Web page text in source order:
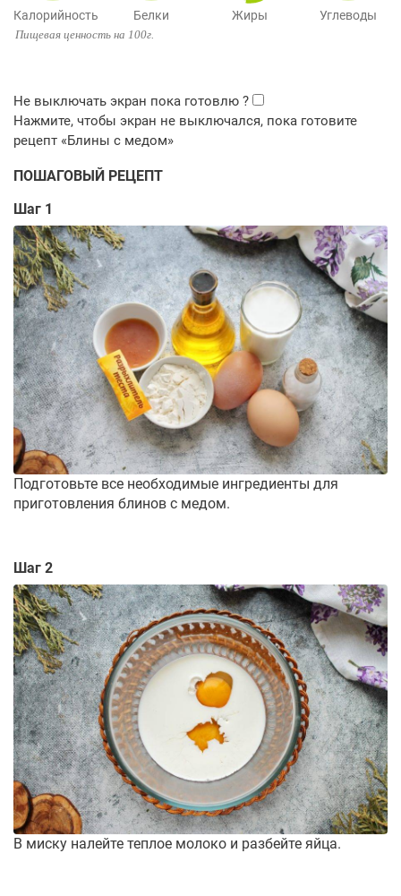
Калорийность Белки Жиры Углеводы
Пищевая ценность на 100г.
ПОШАГОВЫЙ РЕЦЕПТ
Шаг 1
Подготовьте все необходимые ингредиенты для
приготовления блинов с медом.
Шаг 2
В миску налейте теплое молоко и разбейте яйца.